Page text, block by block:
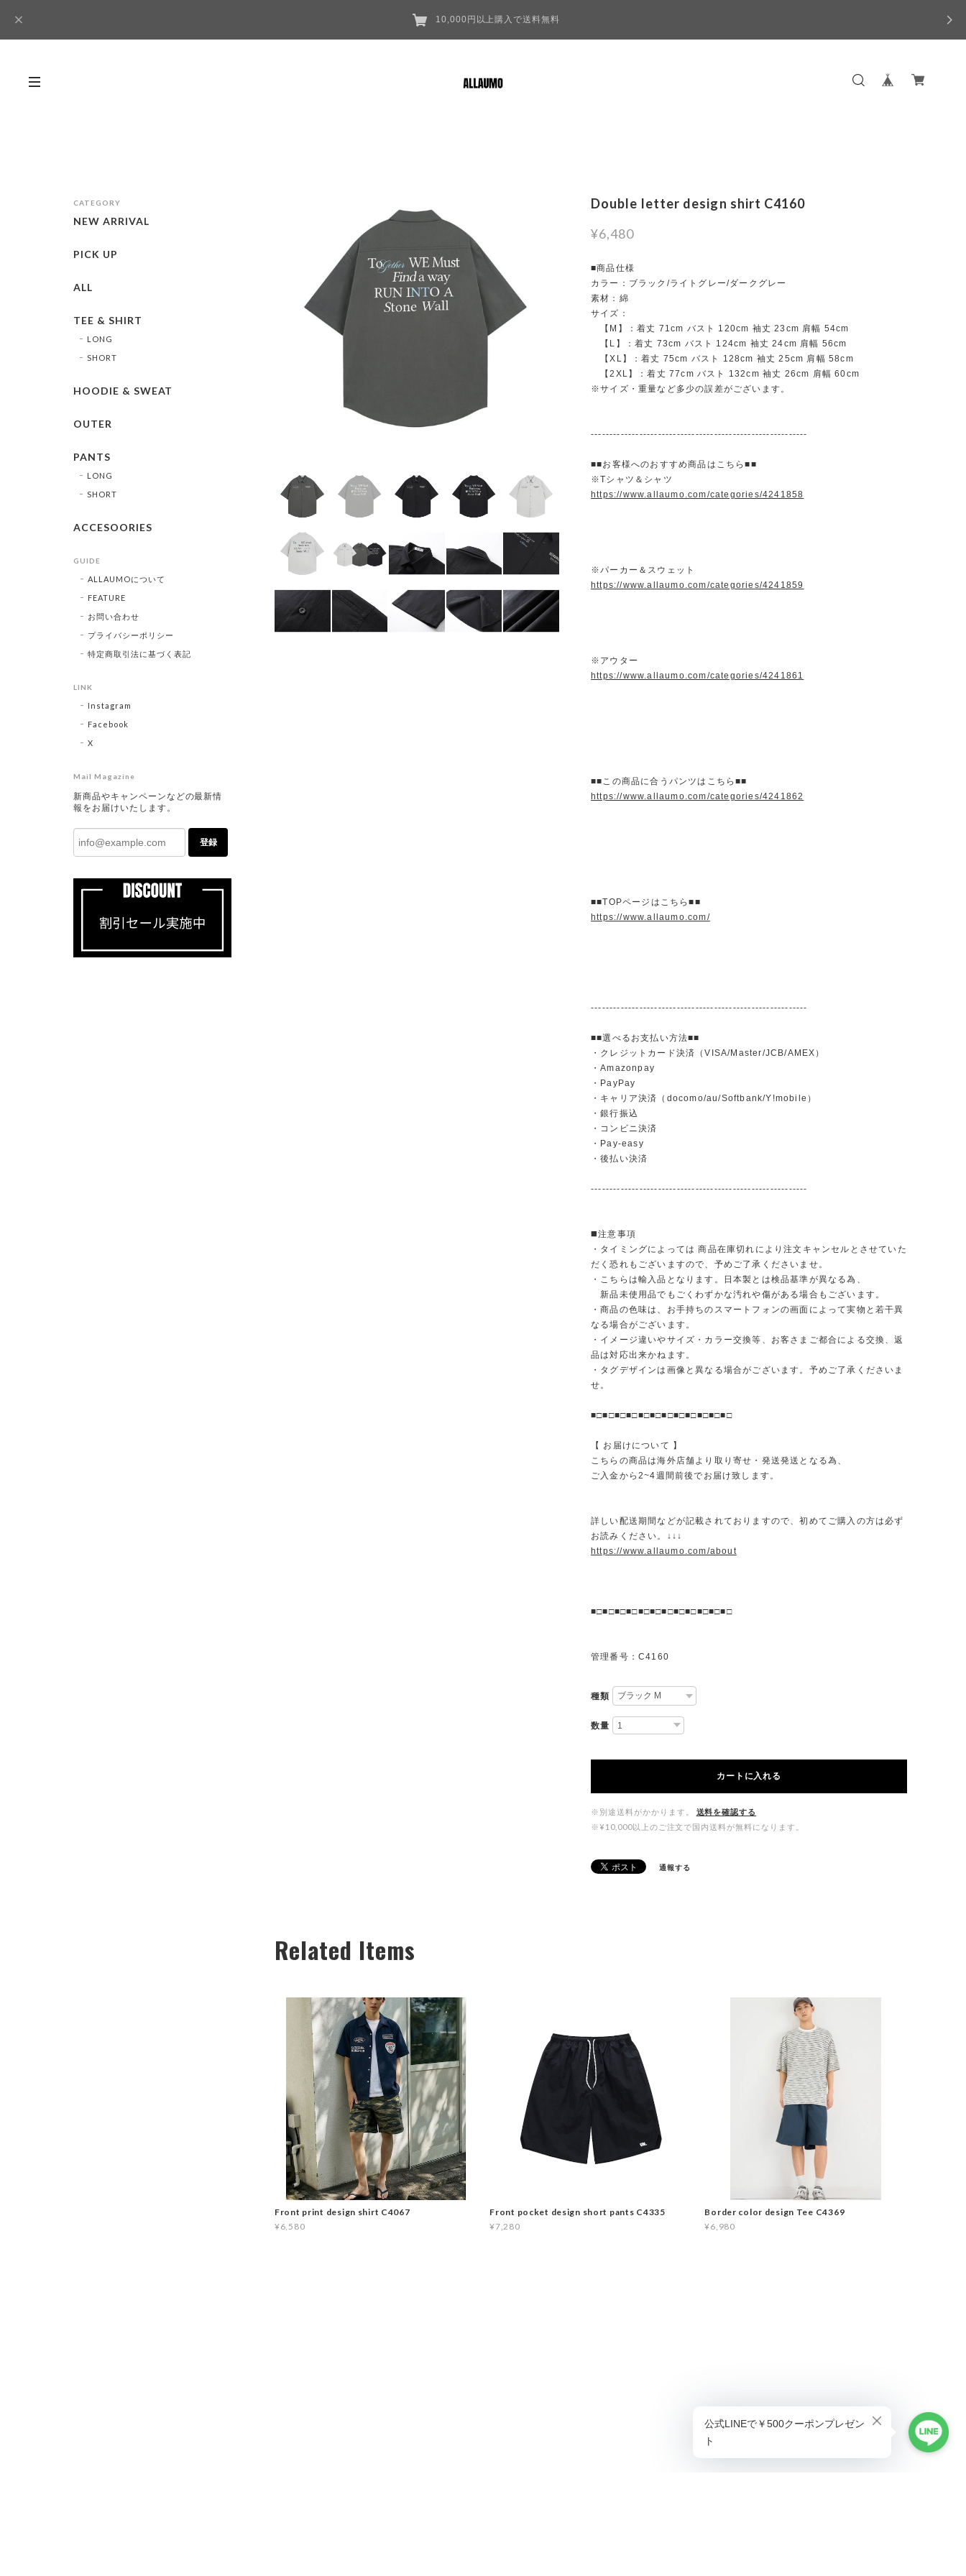
10,000円以上購入で送料無料
Double letter design shirt C4160
¥6,480
■商品仕様
カラー：ブラック/ライトグレー/ダークグレー
素材：綿
サイズ：
【M】：着丈 71cm バスト 120cm 袖丈 23cm 肩幅 54cm
【L】：着丈 73cm バスト 124cm 袖丈 24cm 肩幅 56cm
【XL】：着丈 75cm バスト 128cm 袖丈 25cm 肩幅 58cm
【2XL】：着丈 77cm バスト 132cm 袖丈 26cm 肩幅 60cm
※サイズ・重量など多少の誤差がございます。
----------------------------------------------------------
■■お客様へのおすすめ商品はこちら■■
※Tシャツ＆シャツ
https://www.allaumo.com/categories/4241858
※パーカー＆スウェット
https://www.allaumo.com/categories/4241859
※アウター
https://www.allaumo.com/categories/4241861
■■この商品に合うパンツはこちら■■
https://www.allaumo.com/categories/4241862
■■TOPページはこちら■■
https://www.allaumo.com/
----------------------------------------------------------
■■選べるお支払い方法■■
・クレジットカード決済（VISA/Master/JCB/AMEX）
・Amazonpay
・PayPay
・キャリア決済（docomo/au/Softbank/Y!mobile）
・銀行振込
・コンビニ決済
・Pay-easy
・後払い決済
----------------------------------------------------------
◼️注意事項
・タイミングによっては 商品在庫切れにより注文キャンセルとさせていた
だく恐れもございますので、予めご了承くださいませ。
・こちらは輸入品となります。日本製とは検品基準が異なる為、
新品未使用品でもごくわずかな汚れや傷がある場合もございます。
・商品の色味は、お手持ちのスマートフォンの画面によって実物と若干異
なる場合がございます。
・イメージ違いやサイズ・カラー交換等、お客さまご都合による交換、返
品は対応出来かねます。
・タグデザインは画像と異なる場合がございます。予めご了承くださいま
せ。
■□■□■□■□■□■□■□■□■□■□■□■□
【 お届けについて 】
こちらの商品は海外店舗より取り寄せ・発送発送となる為、
ご入金から2~4週間前後でお届け致します。
詳しい配送期間などが記載されておりますので、初めてご購入の方は必ず
お読みください。↓↓↓
https://www.allaumo.com/about
■□■□■□■□■□■□■□■□■□■□■□■□
管理番号：C4160
種類
数量
カートに入れる
※別途送料がかかります。
送料を確認する
※¥10,000以上のご注文で国内送料が無料になります。
通報する
Related Items
Front print design shirt C4067
¥6,580
Front pocket design short pants C4335
¥7,280
Border color design Tee C4369
¥6,980
CATEGORY
NEW ARRIVAL
PICK UP
ALL
TEE & SHIRT
LONG
SHORT
HOODIE & SWEAT
OUTER
PANTS
LONG
SHORT
ACCESOORIES
GUIDE
ALLAUMOについて
FEATURE
お問い合わせ
プライバシーポリシー
特定商取引法に基づく表記
LINK
Instagram
Facebook
X
Mail Magazine
新商品やキャンペーンなどの最新情
報をお届けいたします。
登録